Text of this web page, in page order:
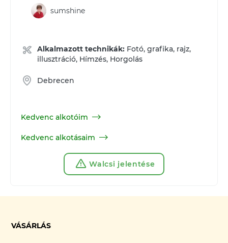
sumshine
Alkalmazott technikák: Fotó, grafika, rajz,
illusztráció, Hímzés, Horgolás
Debrecen
Kedvenc alkotóim
Kedvenc alkotásaim
Walcsi jelentése
VÁSÁRLÁS